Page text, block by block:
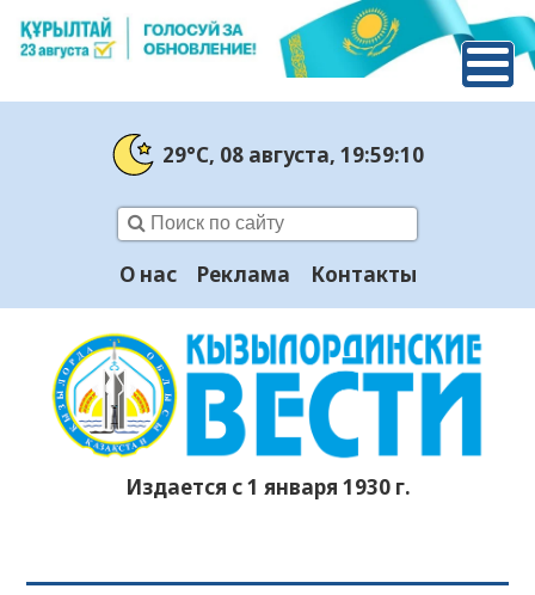
29°C, 08 августа, 19:59:11
О нас Реклама Контакты
Издается с 1 января 1930 г.